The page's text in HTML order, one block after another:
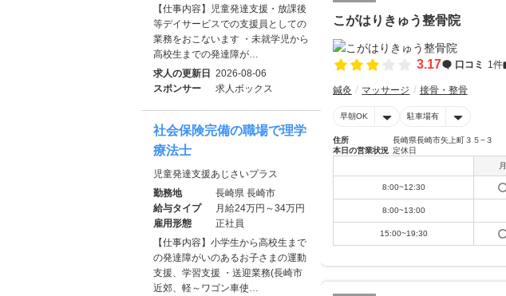
こがはりきゅう整骨院
3.17 口コミ 1件
鍼灸 マッサージ 接骨・整骨
早朝OK 駐車場有
住所
長崎県長崎市矢上町３５−３
本日の営業状況 定休日
月
8:00~12:30
8:00~13:00
15:00~19:30
【仕事内容】児童発達支援・放課後
等デイサービスでの支援員としての
業務をおこないます ・未就学児から
高校生までの発達障が…
求人の更新日 2026-08-06
スポンサー
求人ボックス
社会保険完備の職場で理学
療法士
児童発達支援あじさいプラス
勤務地
長崎県 長崎市
給与タイプ
月給24万円～34万円
雇用形態
正社員
【仕事内容】小学生から高校生まで
の発達障がいのあるお子さまの運動
支援、学習支援 ・送迎業務(長崎市
近郊、軽～ワゴン車使…